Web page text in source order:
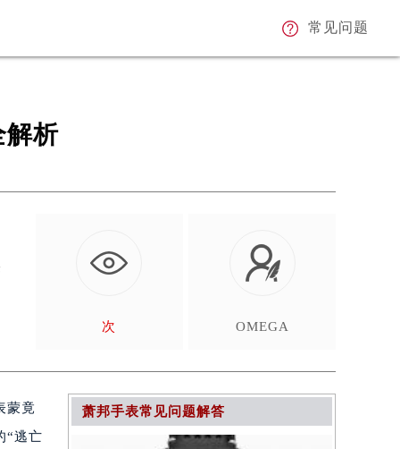
常见问题
解析
次 OMEGA
蒙竟
“逃亡
萧邦手表常见问题解答